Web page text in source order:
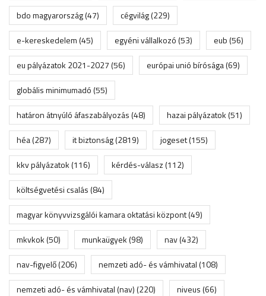
bdo magyarország(47) cégvilág(229)
e-kereskedelem(45) egyéni vállalkozó(53) eub(56)
eu pályázatok 2021-2027(56) európai unió bírósága(69)
globális minimumadó(55)
határon átnyúló áfaszabályozás(48) hazai pályázatok(51)
héa(287) it biztonság(2819) jogeset(155)
kkv pályázatok(116) kérdés-válasz(112)
költségvetési csalás(84)
magyar könyvvizsgálói kamara oktatási központ(49)
mkvkok(50) munkaügyek(98) nav(432)
nav-figyelő(206) nemzeti adó- és vámhivatal(108)
nemzeti adó- és vámhivatal (nav)(220) niveus(66)